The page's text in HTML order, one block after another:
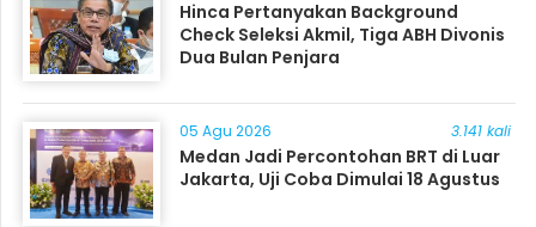
Hinca Pertanyakan Background
Check Seleksi Akmil, Tiga ABH Divonis
Dua Bulan Penjara
05 Agu 2026 3.141 kali
Medan Jadi Percontohan BRT di Luar
Jakarta, Uji Coba Dimulai 18 Agustus